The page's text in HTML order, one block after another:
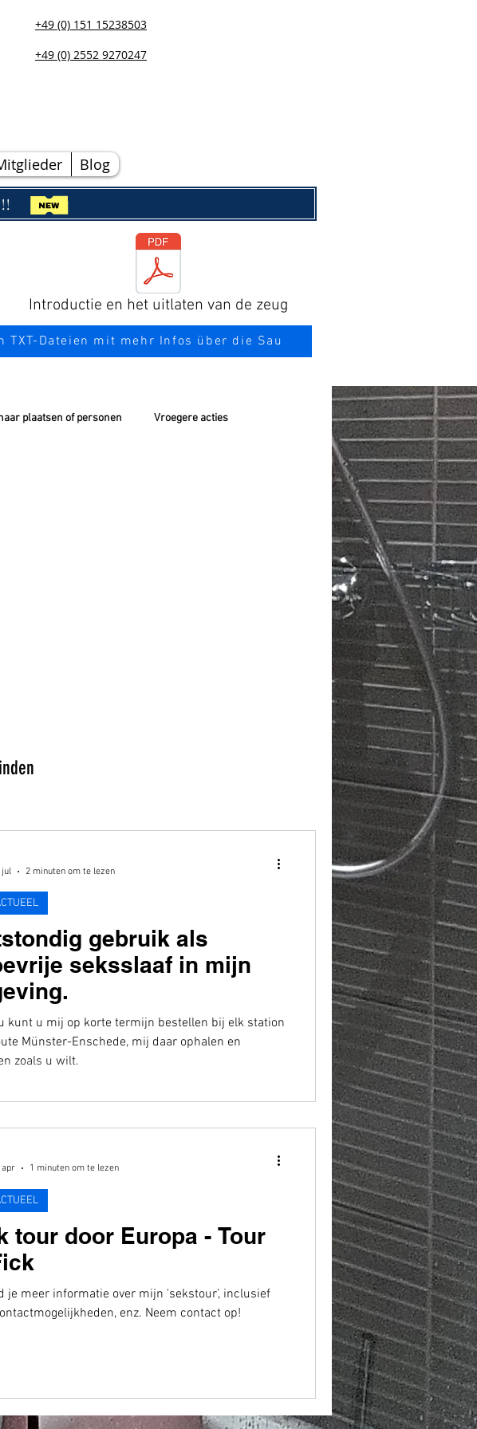
+49 (0) 151 15238503
+49 (0) 2552 9270247
Blog
Introductie en het uitlaten van de zeug
TXT-Dateien mit mehr Infos über die Sau
plaatsen of personen Vroegere acties
gebruik als
seksslaaf in mijn
kunt u mij op korte termijn bestellen bij elk station
Münster-Enschede, mij daar ophalen en
zoals u wilt.
jul
2 minuten om te lezen
tour door Europa - Tour
je meer informatie over mijn 'sekstour', inclusief
enz. Neem contact op!
apr
1 minuten om te lezen